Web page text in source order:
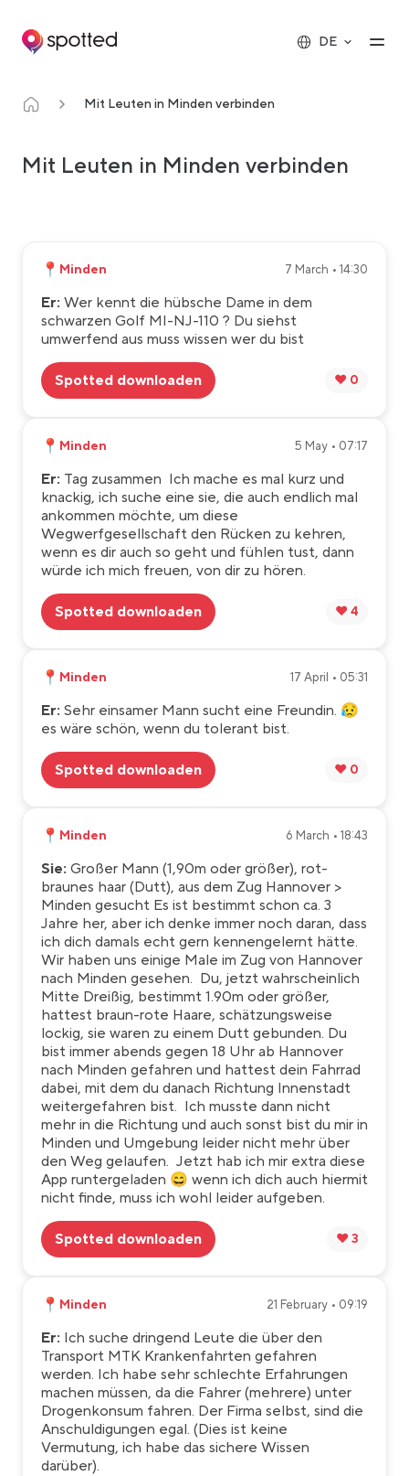
Main navigation
DE
Mit Leuten in Minden verbinden
Mit Leuten in Minden verbinden
📍 Minden 7 March • 14:30
Er: Wer kennt die hübsche Dame in dem
schwarzen Golf MI-NJ-110 ? Du siehst
umwerfend aus muss wissen wer du bist
Spotted downloaden ❤️ 0
📍 Minden 5 May • 07:17
Er: Tag zusammen Ich mache es mal kurz und
knackig, ich suche eine sie, die auch endlich mal
ankommen möchte, um diese
Wegwerfgesellschaft den Rücken zu kehren,
wenn es dir auch so geht und fühlen tust, dann
würde ich mich freuen, von dir zu hören.
Spotted downloaden ❤️ 4
📍 Minden 17 April • 05:31
Er: Sehr einsamer Mann sucht eine Freundin. 😥
es wäre schön, wenn du tolerant bist.
Spotted downloaden ❤️ 0
📍 Minden 6 March • 18:43
Sie: Großer Mann (1,90m oder größer), rot-
braunes haar (Dutt), aus dem Zug Hannover >
Minden gesucht Es ist bestimmt schon ca. 3
Jahre her, aber ich denke immer noch daran, dass
ich dich damals echt gern kennengelernt hätte.
Wir haben uns einige Male im Zug von Hannover
nach Minden gesehen. Du, jetzt wahrscheinlich
Mitte Dreißig, bestimmt 1.90m oder größer,
hattest braun-rote Haare, schätzungsweise
lockig, sie waren zu einem Dutt gebunden. Du
bist immer abends gegen 18 Uhr ab Hannover
nach Minden gefahren und hattest dein Fahrrad
dabei, mit dem du danach Richtung Innenstadt
weitergefahren bist. Ich musste dann nicht
mehr in die Richtung und auch sonst bist du mir in
Minden und Umgebung leider nicht mehr über
den Weg gelaufen. Jetzt hab ich mir extra diese
App runtergeladen 😄 wenn ich dich auch hiermit
nicht finde, muss ich wohl leider aufgeben.
Spotted downloaden ❤️ 3
📍 Minden 21 February • 09:19
Er: Ich suche dringend Leute die über den
Transport MTK Krankenfahrten gefahren
werden. Ich habe sehr schlechte Erfahrungen
machen müssen, da die Fahrer (mehrere) unter
Drogenkonsum fahren. Der Firma selbst, sind die
Anschuldigungen egal. (Dies ist keine
Vermutung, ich habe das sichere Wissen
darüber).